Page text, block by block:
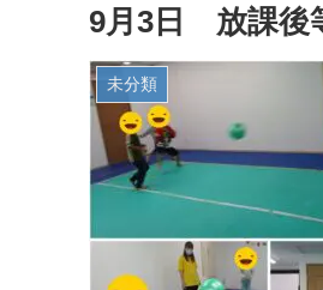
9月3日 放課
未分類